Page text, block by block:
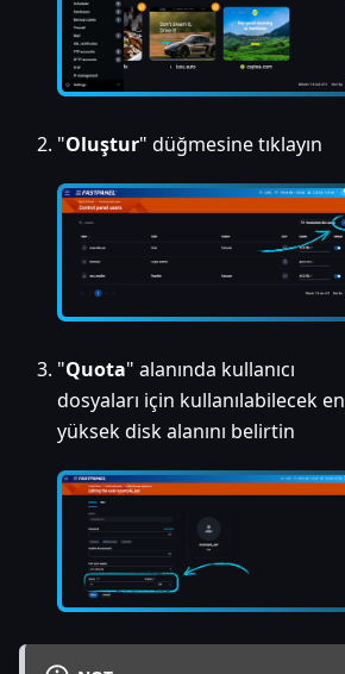
"Oluştur" düğmesine tıklayın
"Quota" alanında kullanıcı
dosyaları için kullanılabilecek en
yüksek disk alanını belirtin